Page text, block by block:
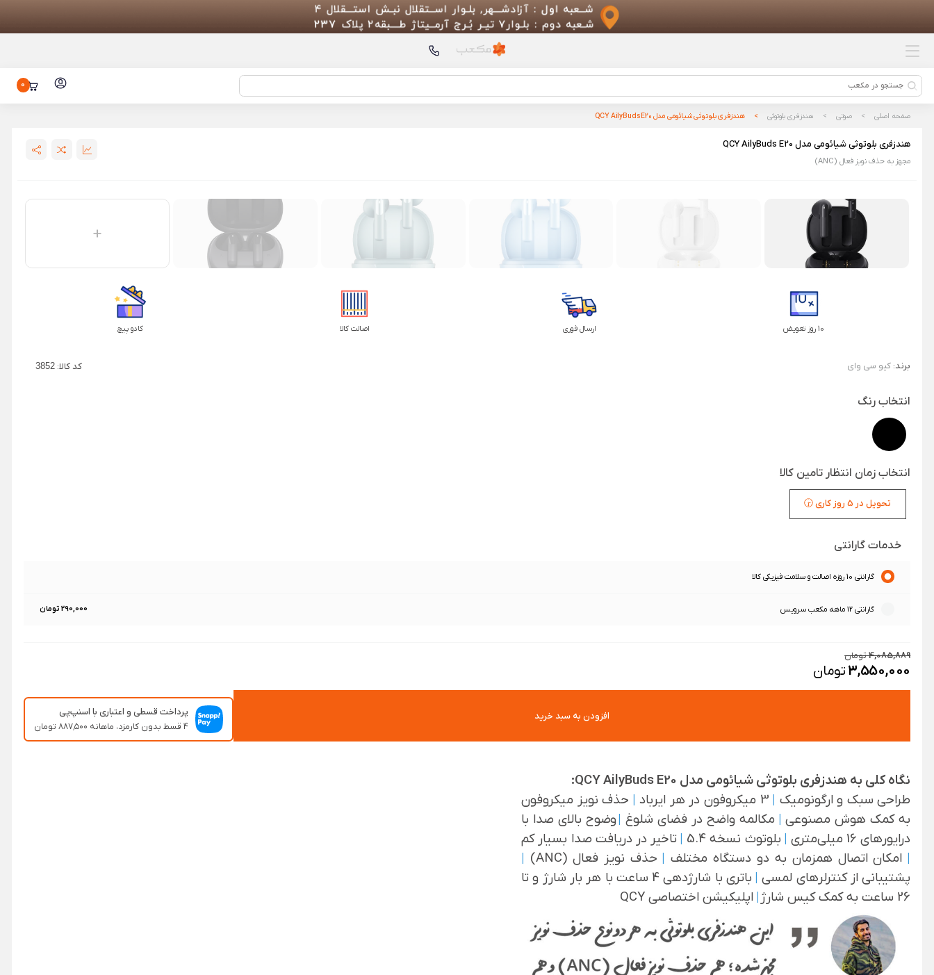
محصولات پیشنهادی
شیائومی 15 الترا با ظرفیت 1/16 ترابایت
ساعت هوشمند شیائومی مدل Watch 2
محصولات پیشنهادی
کتری و مخلوط کن چند منظوره
Electric Kettle 3 MJDSH08YM
هندزفری بلوتوثی شیائومی مدل
2 Pro
0
صفحه اصلی صوتی هندزفری بلوتوثی هندزفری بلوتوثی شیائومی مدل QCY AilyBuds E20
هندزفری بلوتوثی شیائومی مدل QCY AilyBuds E20
مجهز به حذف نویز فعال (ANC)
10 روز تعویض ارسال فوری اصالت کالا کادو پیچ
برند: کیو سی وای کد کالا:3852
انتخاب رنگ
انتخاب زمان انتظار تامین کالا
تحویل در 5 روز کاری 🕞
خدمات گارانتی
گارانتی 10 روزه اصالت و سلامت فیزیکی کالا
گارانتی 12 ماهه مکعب سرویس 290,000 تومان
4,085,889تومان
3,550,000تومان
افزودن به سبد خرید پرداخت قسطی و اعتباری با اسنپ‌پی
۴ قسط بدون کارمزد، ماهانه ۸۸۷٬۵۰۰ تومان
نگاه کلی به هندزفری بلوتوثی شیائومی مدل QCY AilyBuds E20:
طراحی سبک و ارگونومیک | 3 میکروفون در هر ایرباد | حذف نویز میکروفون
به کمک هوش مصنوعی | مکالمه واضح در فضای شلوغ |وضوح بالای صدا با
درایورهای 16 میلی‌متری
| بلوتوث نسخه 5.4 | تاخیر در دریافت صدا بسیار کم
| امکان اتصال همزمان به دو دستگاه مختلف | حذف نویز فعال (ANC)
|
پشتیبانی از کنترلرهای لمسی |
باتری با شارژدهی 4 ساعت با هر بار شارژ و تا
26 ساعت به کمک کیس شارژ
| اپلیکیشن اختصاصی QCY